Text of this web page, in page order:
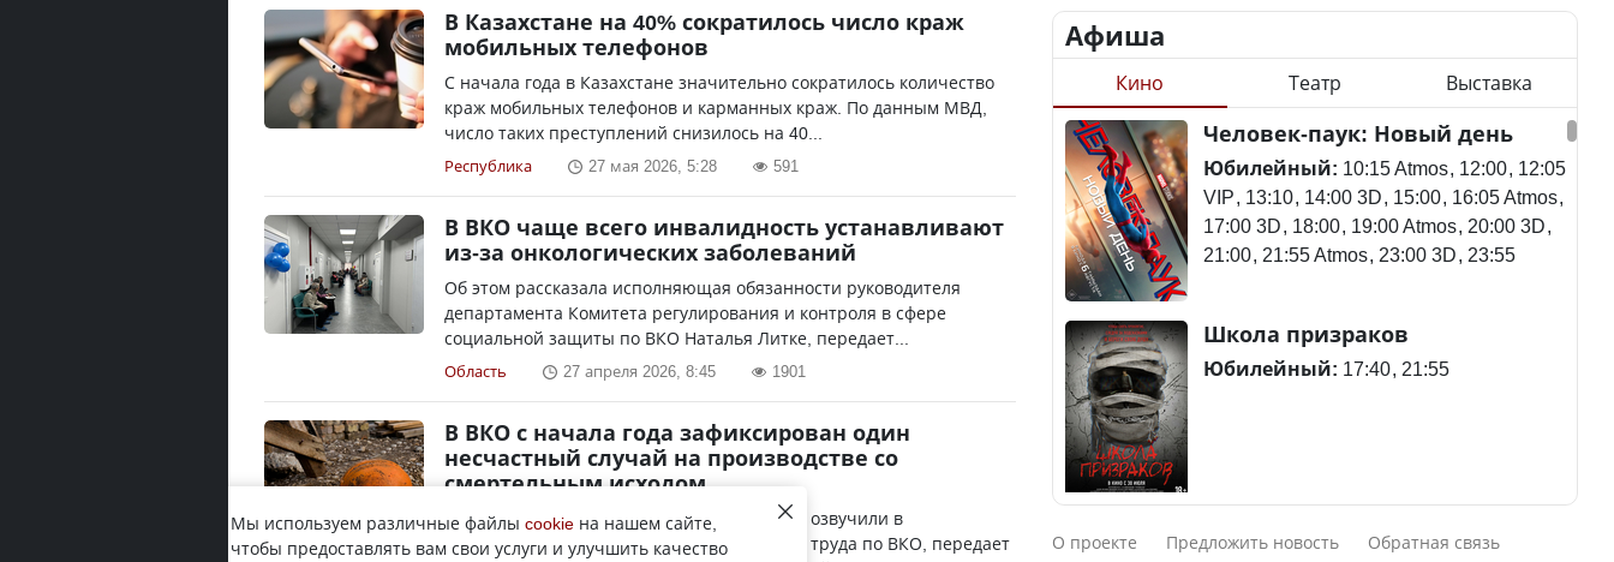
В Казахстане на 40% сократилось число краж
мобильных телефонов
С начала года в Казахстане значительно сократилось количество
краж мобильных телефонов и карманных краж. По данным МВД,
число таких преступлений снизилось на 40...
Республика 27 мая 2026, 5:28 591
В ВКО чаще всего инвалидность устанавливают
из-за онкологических заболеваний
Об этом рассказала исполняющая обязанности руководителя
департамента Комитета регулирования и контроля в сфере
социальной защиты по ВКО Наталья Литке, передает...
Область 27 апреля 2026, 8:45 1901
В ВКО с начала года зафиксирован один
несчастный случай на производстве со
смертельным исходом
Статистику по производственным травмам озвучили в
департаменте государственной инспекции труда по ВКО, передает
алименты, экология — о
чем говорят с
избирателями
представители партий
Министр рассказал, из
чего делают колбасу в
Казахстане
почему казахстанские
Станет ли
метапневмовирус
эпидемией, рассказали в
ВОЗ
потерпел крушение в
Южной Корее, погибли
120 человек
Актау: Путин принес
Афиша
Кино Театр Выставка
Человек-паук: Новый день
Юбилейный: 10:15 Atmos 12:00 12:05
VIP 13:10 14:00 3D 15:00 16:05 Atmos
17:00 3D 18:00 19:00 Atmos 20:00 3D
21:00 21:55 Atmos 23:00 3D 23:55
Школа призраков
Юбилейный: 17:40 21:55
Смешарики сквозь вселенные
О проекте Предложить новость
Обратная связь
Мы используем различные файлы cookie на нашем сайте,
чтобы предоставлять вам свои услуги и улучшить качество